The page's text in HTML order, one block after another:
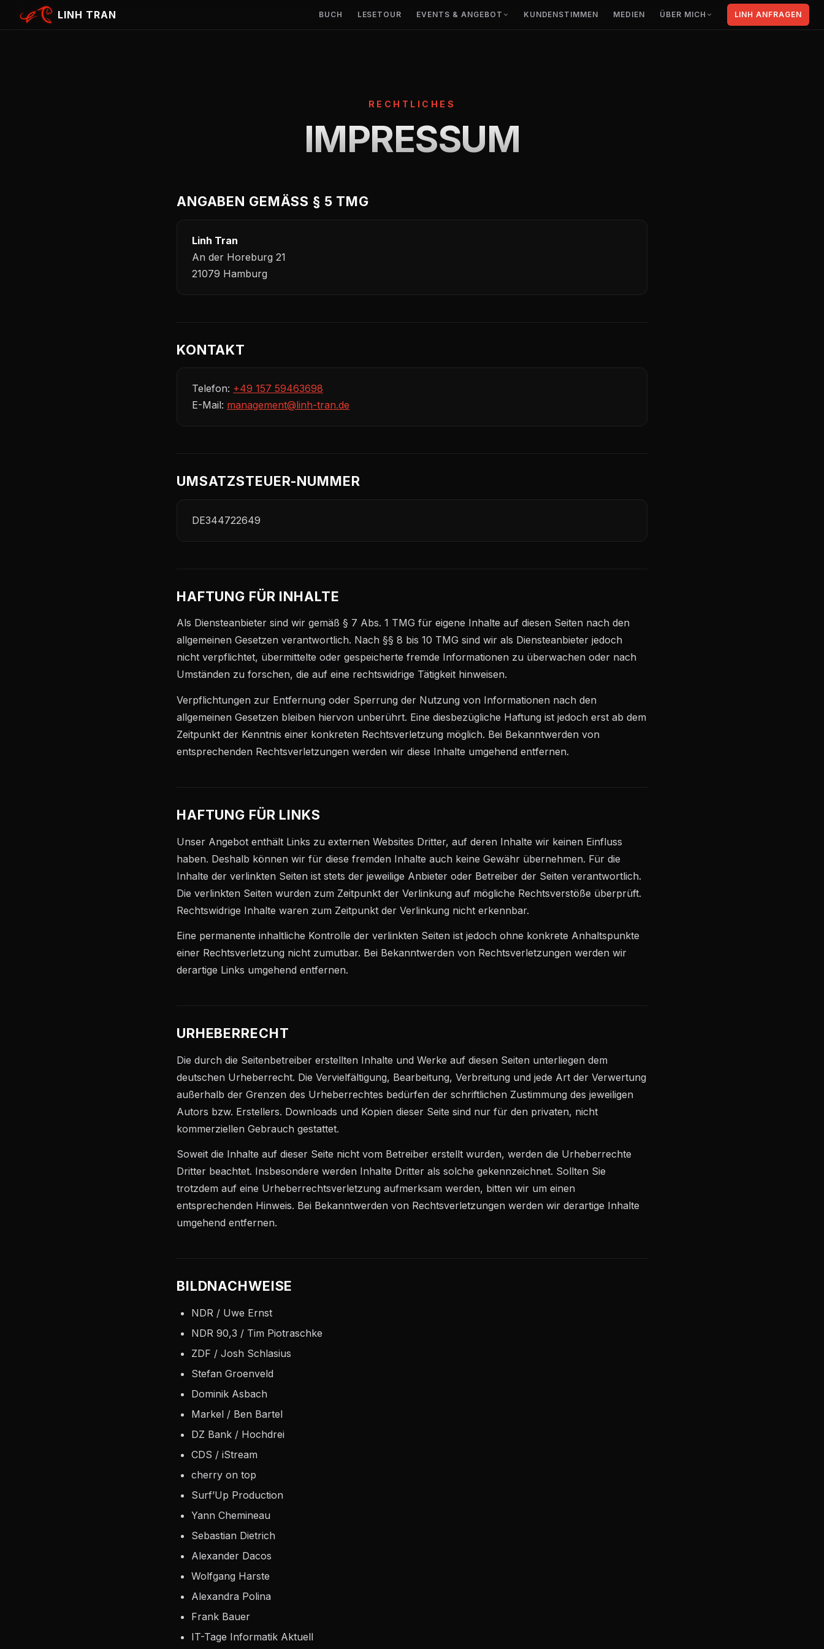
Zum Inhalt springen
LINH TRAN BUCH LESETOUR EVENTS & ANGEBOT KUNDENSTIMMEN MEDIEN ÜBER MICH LINH ANFRAGEN
RECHTLICHES
IMPRESSUM
ANGABEN GEMÄSS § 5 TMG
Linh Tran
An der Horeburg 21
21079 Hamburg
KONTAKT
Telefon: +49 157 59463698
E-Mail: management@linh-tran.de
UMSATZSTEUER-NUMMER
DE344722649
HAFTUNG FÜR INHALTE
Als Diensteanbieter sind wir gemäß § 7 Abs. 1 TMG für eigene Inhalte auf diesen Seiten nach den
allgemeinen Gesetzen verantwortlich. Nach §§ 8 bis 10 TMG sind wir als Diensteanbieter jedoch
nicht verpflichtet, übermittelte oder gespeicherte fremde Informationen zu überwachen oder nach
Umständen zu forschen, die auf eine rechtswidrige Tätigkeit hinweisen.
Verpflichtungen zur Entfernung oder Sperrung der Nutzung von Informationen nach den
allgemeinen Gesetzen bleiben hiervon unberührt. Eine diesbezügliche Haftung ist jedoch erst ab dem
Zeitpunkt der Kenntnis einer konkreten Rechtsverletzung möglich. Bei Bekanntwerden von
entsprechenden Rechtsverletzungen werden wir diese Inhalte umgehend entfernen.
HAFTUNG FÜR LINKS
Unser Angebot enthält Links zu externen Websites Dritter, auf deren Inhalte wir keinen Einfluss
haben. Deshalb können wir für diese fremden Inhalte auch keine Gewähr übernehmen. Für die
Inhalte der verlinkten Seiten ist stets der jeweilige Anbieter oder Betreiber der Seiten verantwortlich.
Die verlinkten Seiten wurden zum Zeitpunkt der Verlinkung auf mögliche Rechtsverstöße überprüft.
Rechtswidrige Inhalte waren zum Zeitpunkt der Verlinkung nicht erkennbar.
Eine permanente inhaltliche Kontrolle der verlinkten Seiten ist jedoch ohne konkrete Anhaltspunkte
einer Rechtsverletzung nicht zumutbar. Bei Bekanntwerden von Rechtsverletzungen werden wir
derartige Links umgehend entfernen.
URHEBERRECHT
Die durch die Seitenbetreiber erstellten Inhalte und Werke auf diesen Seiten unterliegen dem
deutschen Urheberrecht. Die Vervielfältigung, Bearbeitung, Verbreitung und jede Art der Verwertung
außerhalb der Grenzen des Urheberrechtes bedürfen der schriftlichen Zustimmung des jeweiligen
Autors bzw. Erstellers. Downloads und Kopien dieser Seite sind nur für den privaten, nicht
kommerziellen Gebrauch gestattet.
Soweit die Inhalte auf dieser Seite nicht vom Betreiber erstellt wurden, werden die Urheberrechte
Dritter beachtet. Insbesondere werden Inhalte Dritter als solche gekennzeichnet. Sollten Sie
trotzdem auf eine Urheberrechtsverletzung aufmerksam werden, bitten wir um einen
entsprechenden Hinweis. Bei Bekanntwerden von Rechtsverletzungen werden wir derartige Inhalte
umgehend entfernen.
BILDNACHWEISE
NDR / Uwe Ernst
NDR 90,3 / Tim Piotraschke
ZDF / Josh Schlasius
Stefan Groenveld
Dominik Asbach
Markel / Ben Bartel
DZ Bank / Hochdrei
CDS / iStream
cherry on top
Surf’Up Production
Yann Chemineau
Sebastian Dietrich
Alexander Dacos
Wolfgang Harste
Alexandra Polina
Frank Bauer
IT-Tage Informatik Aktuell